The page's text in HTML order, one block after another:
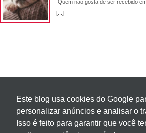
Este blog usa cookies do Google
personalizar anúncios e analisar o
Isso é feito para garantir que você
Quem não gosta de ser recebido
[...]